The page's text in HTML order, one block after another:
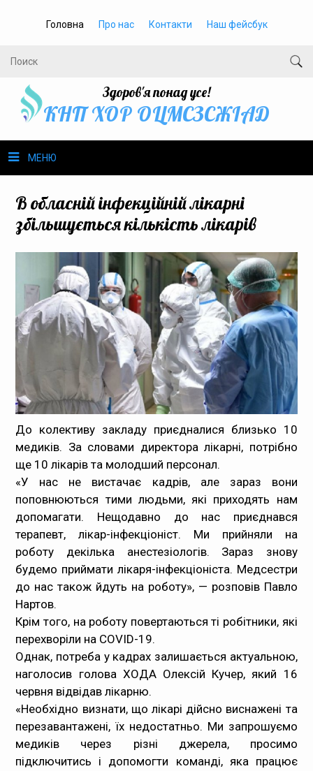
Головна Про нас Контакти Наш фейсбук
Здоров'я понад усе!
КНП ХОР ОЦМСЗСЖIАД
МЕНЮ
Громадське здоров’я
Безбар’єрність
Громадянам
Медпрацівникам
Документи
Контакти
Карта сайта
В обласній інфекційній лікарні
збільшується кількість лікарів
До колективу закладу приєдналися близько 10
медиків. За словами директора лікарні, потрібно
ще 10 лікарів та молодший персонал.
«У нас не вистачає кадрів, але зараз вони
поповнюються тими людьми, які приходять нам
допомагати. Нещодавно до нас приєднався
терапевт, лікар-інфекціоніст. Ми прийняли на
роботу декілька анестезіологів. Зараз знову
будемо приймати лікаря-інфекціоніста. Медсестри
до нас також йдуть на роботу», — розповів Павло
Нартов.
Крім того, на роботу повертаються ті робітники, які
перехворіли на COVID-19.
Однак, потреба у кадрах залишається актуальною,
наголосив голова ХОДА Олексій Кучер, який 16
червня відвідав лікарню.
«Необхідно визнати, що лікарі дійсно виснажені та
перезавантажені, їх недостатньо. Ми запрошуємо
медиків через різні джерела, просимо
підключитись і допомогти команді, яка працює